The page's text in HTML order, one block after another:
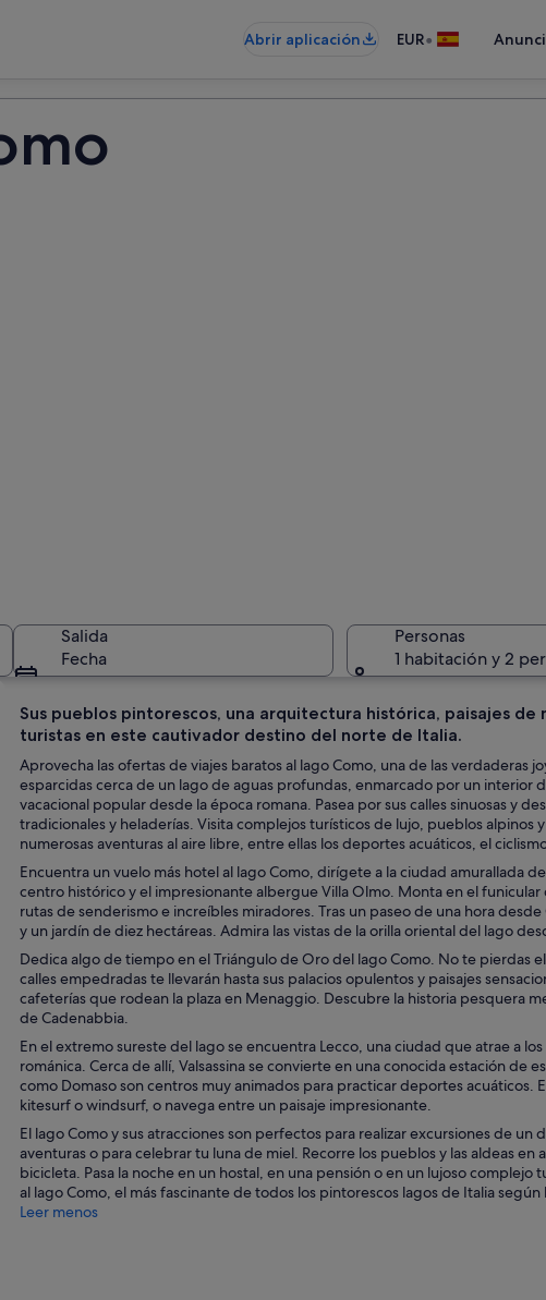
Abrir aplicación EUR•
calle empedrada en un pueblo europeo, con tiendas y gente caminando.
Salida
Fecha
Personas
1 habitación y 2
Sus pueblos pintorescos, una arquitectura histórica, paisajes
turistas en este cautivador destino del norte de Italia.
Aprovecha las ofertas de viajes baratos al lago Como, una de las verdaderas
esparcidas cerca de un lago de aguas profundas, enmarcado por un interior
vacacional popular desde la época romana. Pasea por sus calles sinuosas y
tradicionales y heladerías. Visita complejos turísticos de lujo, pueblos
numerosas aventuras al aire libre, entre ellas los deportes acuáticos, el
Encuentra un vuelo más hotel al lago Como, dirígete a la ciudad amurallada
centro histórico y el impresionante albergue Villa Olmo. Monta en el
rutas de senderismo e increíbles miradores. Tras un paseo de una hora
y un jardín de diez hectáreas. Admira las vistas de la orilla oriental del lago
Dedica algo de tiempo en el Triángulo de Oro del lago Como. No te pierdas
calles empedradas te llevarán hasta sus palacios opulentos y paisajes
cafeterías que rodean la plaza en Menaggio. Descubre la historia pesquera
de Cadenabbia.
En el extremo sureste del lago se encuentra Lecco, una ciudad que atrae a
románica. Cerca de allí, Valsassina se convierte en una conocida estación de
como Domaso son centros muy animados para practicar deportes acuáticos.
kitesurf o windsurf, o navega entre un paisaje impresionante.
El lago Como y sus atracciones son perfectos para realizar excursiones de
aventuras o para celebrar tu luna de miel. Recorre los pueblos y las aldeas
bicicleta. Pasa la noche en un hostal, en una pensión o en un lujoso
al lago Como, el más fascinante de todos los pintorescos lagos de Italia según
Leer menos